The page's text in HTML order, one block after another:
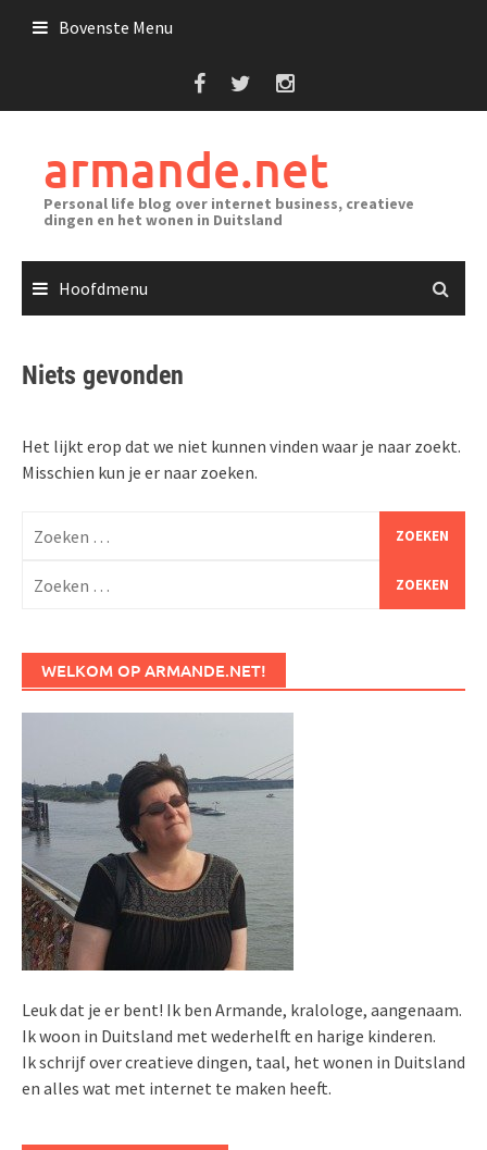
Bovenste Menu
armande.net
Personal life blog over internet business, creatieve
dingen en het wonen in Duitsland
Hoofdmenu
Niets gevonden
Het lijkt erop dat we niet kunnen vinden waar je naar zoekt.
Misschien kun je er naar zoeken.
naar:
naar:
WELKOM OP ARMANDE.NET!
Leuk dat je er bent! Ik ben Armande, kralologe, aangenaam.
Ik woon in Duitsland met wederhelft en harige kinderen.
Ik schrijf over creatieve dingen, taal, het wonen in Duitsland
en alles wat met internet te maken heeft.